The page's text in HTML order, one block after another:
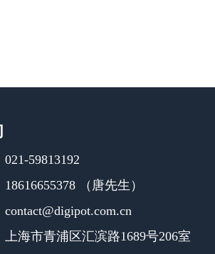
59813192
（唐先生）
海市青浦区汇滨路1689号206室